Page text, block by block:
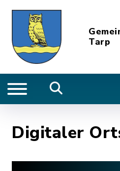
Tarp
Digitaler